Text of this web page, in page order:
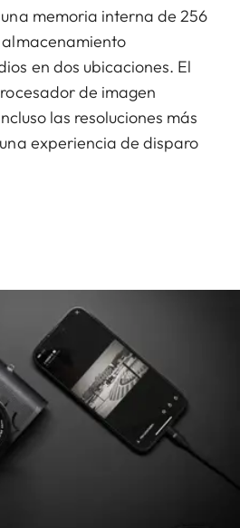
memoria interna de 256
en dos ubicaciones. El
de imagen
las resoluciones más
experiencia de disparo